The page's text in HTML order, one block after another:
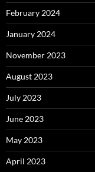
February 2024
January 2024
November 2023
August 2023
July 2023
June 2023
May 2023
April 2023